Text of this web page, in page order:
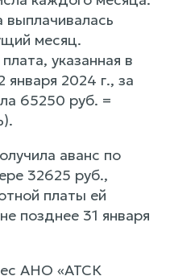
месяц.
указанная в
2024 г., за
65250 руб. =
аванс по
32625 руб.,
платы ей
позднее 31 января
АНО «АТСК